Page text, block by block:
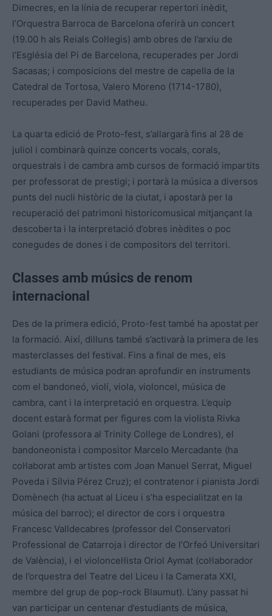
Dimecres, en la línia de recuperar repertori inèdit,
l’Orquestra Barroca de Barcelona oferirà un concert
(19.00 h als Reials Col·legis) amb obres de l’arxiu de
l’Església del Pi de Barcelona, recuperades per Jordi
Sacasas; i composicions del mestre de capella de la
Catedral de Tortosa, Valero Moreno (1714-1780),
recuperades per David Matheu.
La quarta edició de Proto-fest, s’allargarà fins al 28 de
juliol i combinarà quinze concerts vocals, corals,
orquestrals i de cambra amb cursos de formació impartits
per professorat de prestigi; i portarà la música a diversos
punts del nucli històric de la ciutat, i apostarà per la
recuperació del patrimoni historicomusical mitjançant la
descoberta i la interpretació d’obres inèdites o poc
conegudes de dones i de compositors del territori.
Classes amb músics de renom
internacional
Des de la primera edició, Proto-fest també ha apostat per
la formació. Així, dilluns també s’activarà la primera de les
masterclasses del festival. Fins a final de mes, els
estudiants de música podran aprofundir en instruments
com el bandoneó, violí, viola, violoncel, música de
cambra, cant i la interpretació en orquestra. L’equip
docent estarà format per figures com la violista Rivka
Golani (professora al Trinity College de Londres), el
bandoneonista i compositor Marcelo Mercadante (ha
col·laborat amb artistes com Joan Manuel Serrat, Miguel
Poveda i Sílvia Pérez Cruz); el contratenor i pianista Jordi
Domènech (ha actuat al Liceu i s’ha especialitzat en la
música del barroc); el director de cors i orquestra
Francesc Valldecabres (professor del Conservatori
Professional de Catarroja i director de l’Orfeó Universitari
de València), i el violoncel·lista Oriol Aymat (col·laborador
de l’orquestra del Teatre del Liceu i la Camerata XXI,
membre del grup de pop-rock Blaumut). L’any passat hi
van participar un centenar d’estudiants de música,